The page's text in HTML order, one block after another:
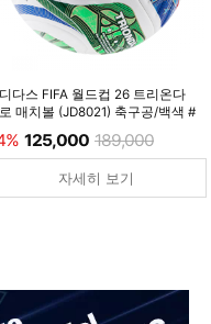
다스 FIFA 월드컵 26 트리온다
매치볼 (JD8021) 축구공/백색 #
125,000 189,000
자세히 보기